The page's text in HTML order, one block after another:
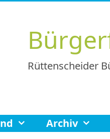
Rüttenscheider
Archiv